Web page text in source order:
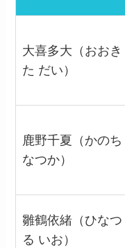
大喜多大（おおき
た だい）
鹿野千夏（かのち
なつか）
雛鶴依緒（ひなつ
る いお）